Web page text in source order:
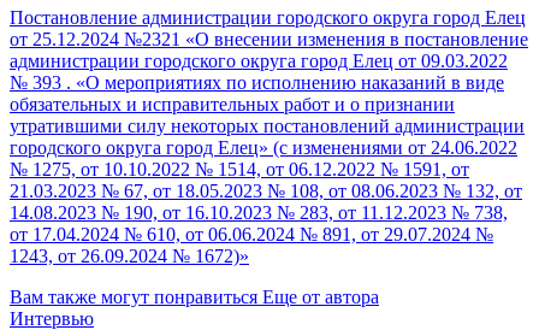
Постановление администрации городского округа город Елец
от 25.12.2024 №2321 «О внесении изменения в постановление
администрации городского округа город Елец от 09.03.2022
№ 393 . «О мероприятиях по исполнению наказаний в виде
обязательных и исправительных работ и о признании
утратившими силу некоторых постановлений администрации
городского округа город Елец» (с изменениями от 24.06.2022
№ 1275, от 10.10.2022 № 1514, от 06.12.2022 № 1591, от
21.03.2023 № 67, от 18.05.2023 № 108, от 08.06.2023 № 132, от
14.08.2023 № 190, от 16.10.2023 № 283, от 11.12.2023 № 738,
от 17.04.2024 № 610, от 06.06.2024 № 891, от 29.07.2024 №
1243, от 26.09.2024 № 1672)»
Вам также могут понравиться Еще от автора
Интервью